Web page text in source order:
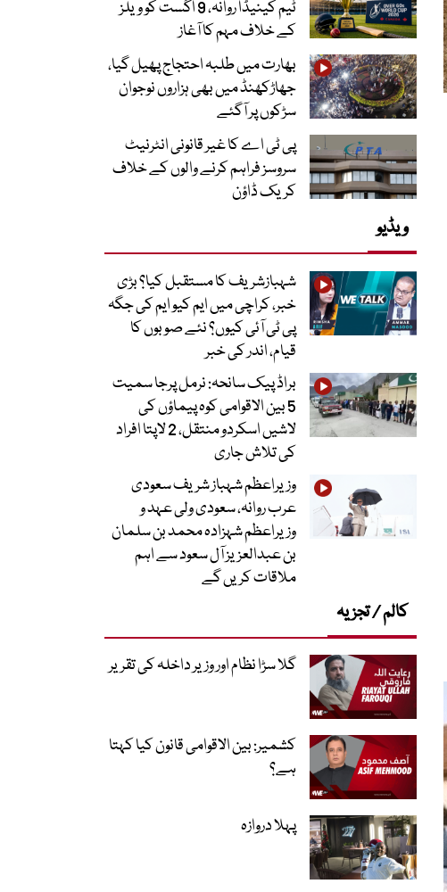
ٹیم کینیڈا روانہ، 9 اگست کو ویلز
کے خلاف مہم کا آغاز
بھارت میں طلبہ احتجاج پھیل گیا،
جھاڑکھنڈ میں بھی ہزاروں نوجوان
سڑکوں پر آگئے
پی ٹی اے کا غیر قانونی انٹرنیٹ
سروسز فراہم کرنے والوں کے خلاف
کریک ڈاؤن
ویڈیو
شہبازشریف کا مستقبل کیا؟ بڑی
خبر، کراچی میں ایم کیو ایم کی جگہ
پی ٹی آئی کیوں؟ نئے صوبوں کا
قیام، اندر کی خبر
براڈ پیک سانحہ: نرمل پرجا سمیت
5 بین الاقوامی کوہ پیماؤں کی
لاشیں اسکردو منتقل، 2 لاپتا افراد
کی تلاش جاری
وزیراعظم شہباز شریف سعودی
عرب روانہ، سعودی ولی عہد و
وزیراعظم شہزادہ محمد بن سلمان
بن عبدالعزیز آل سعود سے اہم
ملاقات کریں گے
کالم / تجزیہ
گلا سڑا نظام اور وزیر داخلہ کی تقریر
کشمیر: بین الاقوامی قانون کیا کہتا
ہے؟
پہلا دروازہ